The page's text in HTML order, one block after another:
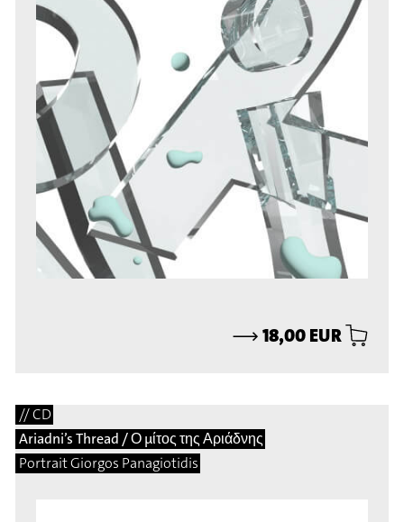
⟶18,00 EUR
// CD
Ariadni’s Thread / Ο μίτος της Αριάδνης
Portrait Giorgos Panagiotidis